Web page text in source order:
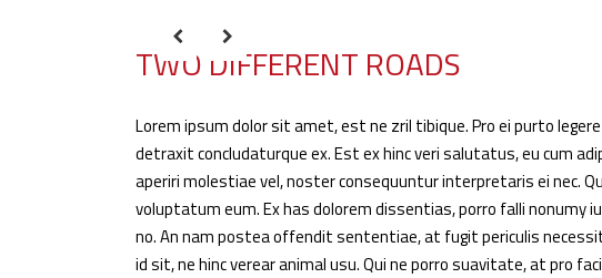
TWO DIFFERENT ROADS
Lorem ipsum dolor sit amet, est ne zril tibique. Pro ei purto
detraxit concludaturque ex. Est ex hinc veri salutatus, eu cum
aperiri molestiae vel, noster consequuntur interpretaris ei nec.
voluptatum eum. Ex has dolorem dissentias, porro falli nonumy
no. An nam postea offendit sententiae, at fugit periculis
id sit, ne hinc verear animal usu. Qui ne porro suavitate, at pro